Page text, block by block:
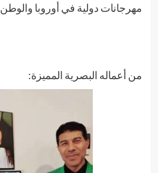
مهرجانات دولية في أوروبا
من أعماله البصرية المميزة: